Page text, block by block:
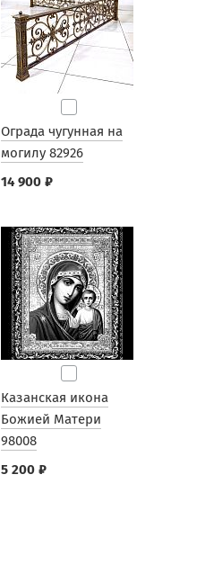
Ограда чугунная на
могилу 82926
14 900 ₽
Казанская икона
Божией Матери
98008
5 200 ₽